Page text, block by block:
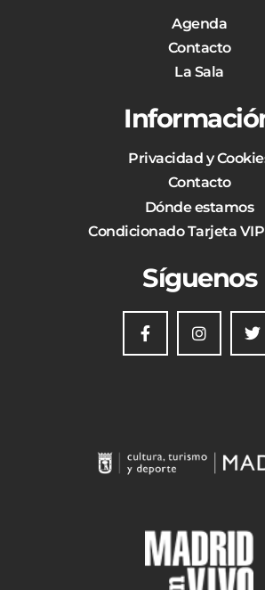
Agenda
Contacto
La Sala
Privacidad y
Contacto
Dónde estamos
Condicionado Tarjeta
Síguenos